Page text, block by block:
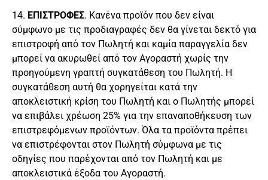
14. ΕΠΙΣΤΡΟΦΕΣ. Κανένα προϊόν που δεν είναι
σύμφωνο με τις προδιαγραφές δεν θα γίνεται δεκτό για
επιστροφή από τον Πωλητή και καμία παραγγελία δεν
μπορεί να ακυρωθεί από τον Αγοραστή χωρίς την
προηγούμενη γραπτή συγκατάθεση του Πωλητή. Η
συγκατάθεση αυτή θα χορηγείται κατά την
αποκλειστική κρίση του Πωλητή και ο Πωλητής μπορεί
να επιβάλει χρέωση 25% για την επαναποθήκευση των
επιστρεφόμενων προϊόντων. Όλα τα προϊόντα πρέπει
να επιστρέφονται στον Πωλητή σύμφωνα με τις
οδηγίες που παρέχονται από τον Πωλητή και με
αποκλειστικά έξοδα του Αγοραστή.